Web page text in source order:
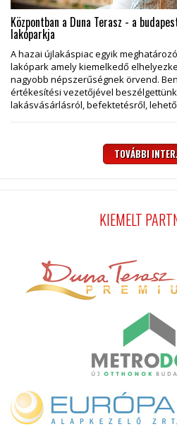
Központban a Duna Terasz - a
lakóparkja
A hazai újlakáspiac egyik
lakópark amely kiemelkedő
nagyobb népszerűségnek örvend.
értékesítési vezetőjével
lakásvásárlásról, befektetésről,
TOVÁBBI
KIEMELT